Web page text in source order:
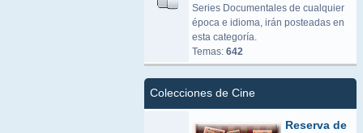
Series Documentales de cualquier
época e idioma, irán posteadas en
esta categoría.
Temas: 642
Colecciones de Cine
Reserva de